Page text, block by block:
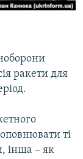
ракети для
ті
інша – як